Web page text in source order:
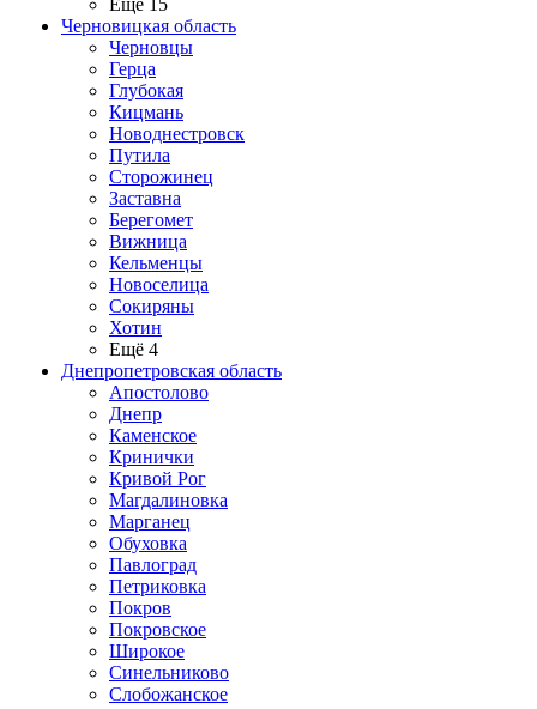
Ещё 15
Черновицкая область
Черновцы
Герца
Глубокая
Кицмань
Новоднестровск
Путила
Сторожинец
Заставна
Берегомет
Вижница
Кельменцы
Новоселица
Сокиряны
Хотин
Ещё 4
Днепропетровская область
Апостолово
Днепр
Каменское
Кринички
Кривой Рог
Магдалиновка
Марганец
Обуховка
Павлоград
Петриковка
Покров
Покровское
Широкое
Синельниково
Слобожанское